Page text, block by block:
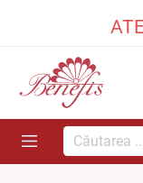
Căutarea...